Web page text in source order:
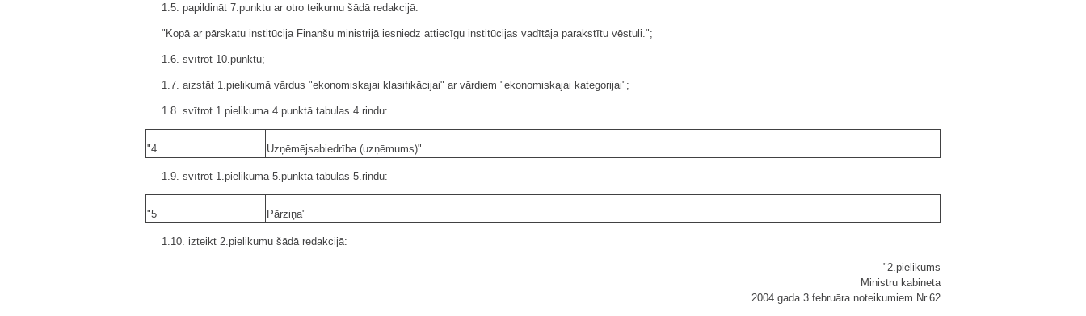
1.5. papildināt 7.punktu ar otro teikumu šādā redakcijā:
"Kopā ar pārskatu institūcija Finanšu ministrijā iesniedz attiecīgu institūcijas vadītāja parakstītu vēstuli.";
1.6. svītrot 10.punktu;
1.7. aizstāt 1.pielikumā vārdus "ekonomiskajai klasifikācijai" ar vārdiem "ekonomiskajai kategorijai";
1.8. svītrot 1.pielikuma 4.punktā tabulas 4.rindu:
"4 Uzņēmējsabiedrība (uzņēmums)"
1.9. svītrot 1.pielikuma 5.punktā tabulas 5.rindu:
"5 Pārziņa"
1.10. izteikt 2.pielikumu šādā redakcijā:
"2.pielikums
Ministru kabineta
2004.gada 3.februāra noteikumiem Nr.62